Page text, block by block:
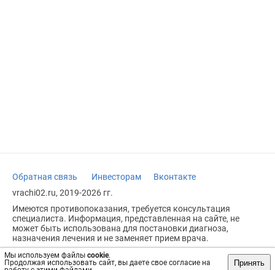
Мы используем файлы cookie.
Продолжая использовать сайт, вы даете свое согласие на
Принять
Обратная связь Инвесторам
Вконтакте
vrachi02.ru, 2019-2026 гг.
Имеются противопоказания, требуется консультация
специалиста. Информация, представленная на сайте, не
может быть использована для постановки диагноза,
назначения лечения и не заменяет прием врача.
Возрастное ограничение: 18+